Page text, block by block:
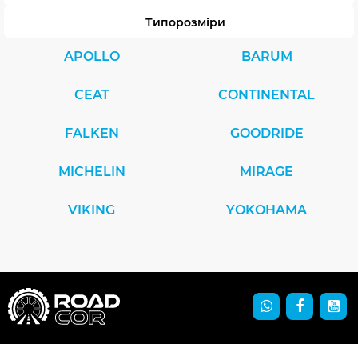
Типорозміри
APOLLO BARUM
CEAT CONTINENTAL
FALKEN GOODRIDE
MICHELIN MIRAGE
VIKING YOKOHAMA